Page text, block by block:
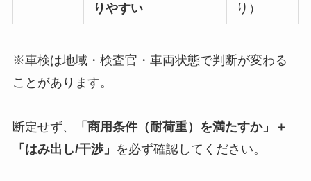
りやすい
り）
※車検は地域・検査官・車両状態で判断が変わる
ことがあります。
断定せず、
「商用条件（耐荷重）を満たすか」＋
「はみ出し/干渉」 を必ず確認してください。